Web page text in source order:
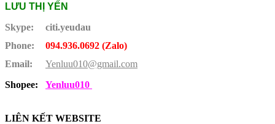
LƯU THỊ YẾN
Skype:
citi.yeudau
Phone:
094.936.0692 (Zalo)
Email:
Yenluu010@gmail.com
Shopee:
Yenluu010
LIÊN KẾT WEBSITE